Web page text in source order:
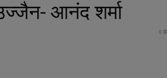
आनंद शर्मा
0